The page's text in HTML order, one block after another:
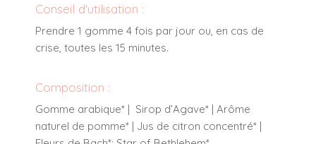
Conseil d'utilisation :
Prendre 1 gomme 4 fois par jour ou, en cas de
crise, toutes les 15 minutes.
Composition :
Gomme arabique* | Sirop d’Agave* | Arôme
naturel de pomme* | Jus de citron concentré* |